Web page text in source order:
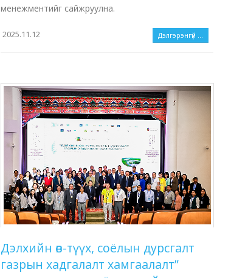
менежментийг сайжруулна.
2025.11.12 Дэлгэрэнгүй ...
Дэлхийн өв-түүх, соёлын дурсгалт
газрын хадгалалт хамгаалалт”